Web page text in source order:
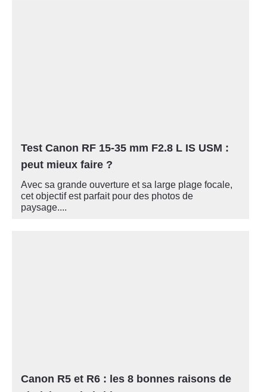
Test Canon RF 15-35 mm F2.8 L IS USM :
peut mieux faire ?
Avec sa grande ouverture et sa large plage focale,
cet objectif est parfait pour des photos de
paysage....
Canon R5 et R6 : les 8 bonnes raisons de